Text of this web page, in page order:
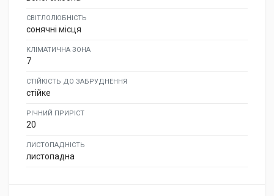
СВІТЛОЛЮБНІСТЬ
сонячні місця
КЛІМАТИЧНА ЗОНА
7
СТІЙКІСТЬ ДО ЗАБРУДНЕННЯ
стійке
РІЧНИЙ ПРИРІСТ
20
ЛИСТОПАДНІСТЬ
листопадна